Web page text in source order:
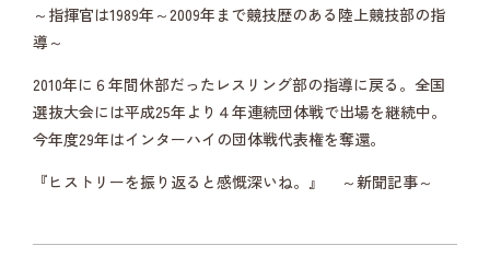
～指揮官は1989年～2009年まで競技歴のある陸上競技部の指
導～
2010年に６年間休部だったレスリング部の指導に戻る。全国
選抜大会には平成25年より４年連続団体戦で出場を継続中。
今年度29年はインターハイの団体戦代表権を奪還。
『ヒストリーを振り返ると感慨深いね。』 ～新聞記事～